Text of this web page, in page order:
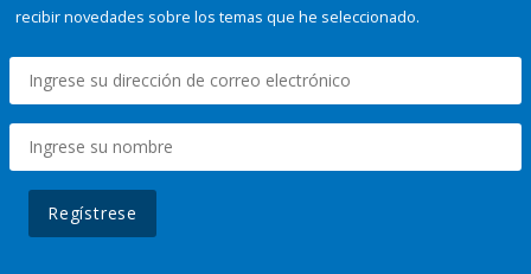
recibir novedades sobre los temas que he seleccionado.
Regístrese